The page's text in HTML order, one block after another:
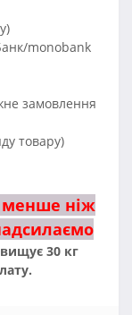
monobank
замовлення
товару)
менше ніж
30 кг